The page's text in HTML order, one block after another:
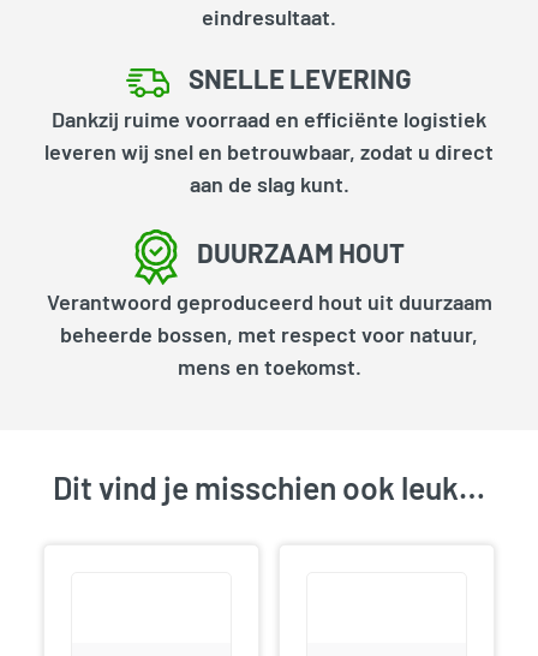
eindresultaat.
SNELLE LEVERING
Dankzij ruime voorraad en efficiënte logistiek
leveren wij snel en betrouwbaar, zodat u direct
aan de slag kunt.
DUURZAAM HOUT
Verantwoord geproduceerd hout uit duurzaam
beheerde bossen, met respect voor natuur,
mens en toekomst.
Dit vind je misschien ook leuk…